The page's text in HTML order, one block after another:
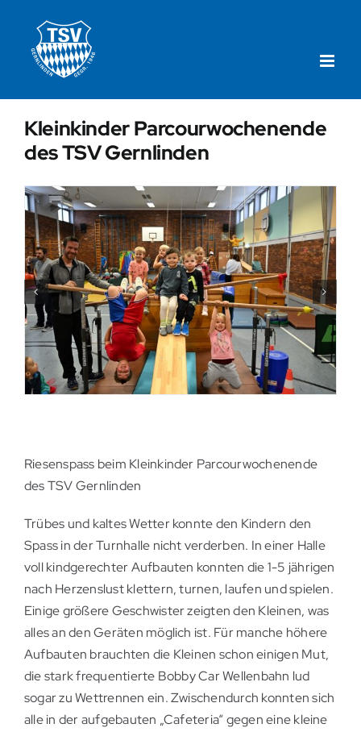
springen
Kleinkinder Parcourwochenende
des TSV Gernlinden
Riesenspass beim Kleinkinder Parcourwochenende
des TSV Gernlinden
Trübes und kaltes Wetter konnte den Kindern den
Spass in der Turnhalle nicht verderben. In einer Halle
voll kindgerechter Aufbauten konnten die 1-5 jährigen
nach Herzenslust klettern, turnen, laufen und spielen.
Einige größere Geschwister zeigten den Kleinen, was
alles an den Geräten möglich ist. Für manche höhere
Aufbauten brauchten die Kleinen schon einigen Mut,
die stark frequentierte Bobby Car Wellenbahn lud
sogar zu Wettrennen ein. Zwischendurch konnten sich
alle in der aufgebauten „Cafeteria“ gegen eine kleine